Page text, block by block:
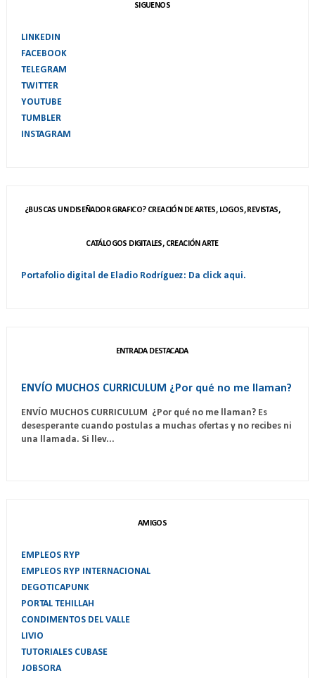
SIGUENOS
LINKEDIN
FACEBOOK
TELEGRAM
TWITTER
YOUTUBE
TUMBLER
INSTAGRAM
¿BUSCAS UN DISEÑADOR GRAFICO? CREACIÓN DE ARTES, LOGOS, REVISTAS,
CATÁLOGOS DIGITALES, CREACIÓN ARTE
Portafolio digital de Eladio Rodríguez: Da click aqui.
ENTRADA DESTACADA
ENVÍO MUCHOS CURRICULUM ¿Por qué no me llaman?
ENVÍO MUCHOS CURRICULUM ¿Por qué no me llaman? Es
desesperante cuando postulas a muchas ofertas y no recibes ni
una llamada. Si llev...
AMIGOS
EMPLEOS RYP
EMPLEOS RYP INTERNACIONAL
DEGOTICAPUNK
PORTAL TEHILLAH
CONDIMENTOS DEL VALLE
LIVIO
TUTORIALES CUBASE
JOBSORA